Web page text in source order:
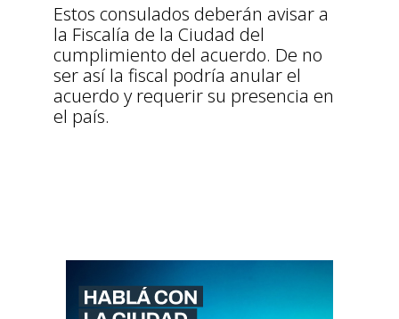
Estos consulados deberán avisar a
la Fiscalía de la Ciudad del
cumplimiento del acuerdo. De no
ser así la fiscal podría anular el
acuerdo y requerir su presencia en
el país.